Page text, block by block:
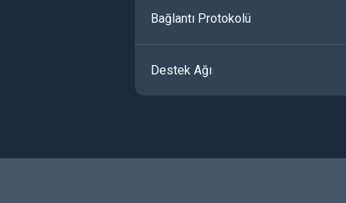
Bağlantı Protokolü
Destek Ağı